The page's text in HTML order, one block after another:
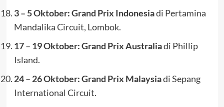
3 – 5 Oktober: Grand Prix Indonesiadi Pertamina
Mandalika Circuit, Lombok.
17 – 19 Oktober: Grand Prix Australiadi Phillip
Island.
24 – 26 Oktober: Grand Prix Malaysiadi Sepang
International Circuit.